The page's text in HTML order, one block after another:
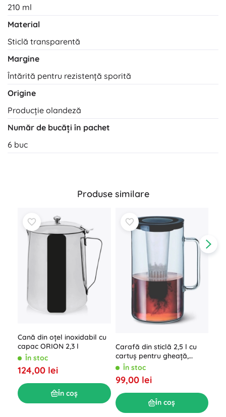
210 ml
Material
Sticlă transparentă
Margine
Întărită pentru rezistență sporită
Origine
Producție olandeză
Număr de bucăți în pachet
6 buc
Produse similare
Cană din oțel inoxidabil cu
capac ORION 2,3 l
În stoc
124,00 lei
În coș
Carafă din sticlă 2,5 l cu
cartuș pentru gheață,
culori asortate
În stoc
99,00 lei
În coș